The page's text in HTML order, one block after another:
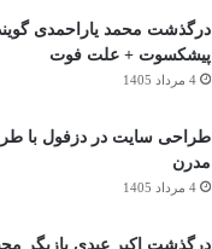
درگذشت محمد یاراحمدی
پیشکسوت + علت فوت
4 مرداد 1405
طراحی سایت در دزفول با
مدرن
4 مرداد 1405
درگذشت اکبر عبدی بازیگر